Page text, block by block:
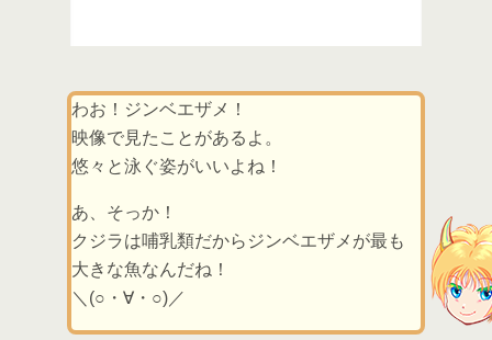
わお！ジンベエザメ！
映像で見たことがあるよ。
悠々と泳ぐ姿がいいよね！
あ、そっか！
クジラは哺乳類だからジンベエザメが最も
大きな魚なんだね！
＼(○・∀・○)／